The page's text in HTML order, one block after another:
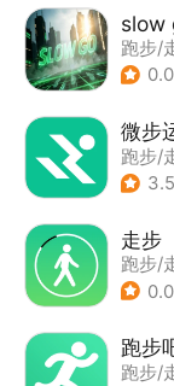
slow
跑步/
0.0
微步
跑步/
3.5
走步
跑步/
0.0
跑步
跑步/